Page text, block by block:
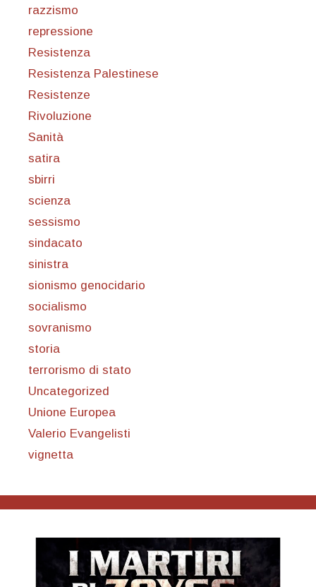
razzismo
repressione
Resistenza
Resistenza Palestinese
Resistenze
Rivoluzione
Sanità
satira
sbirri
scienza
sessismo
sindacato
sinistra
sionismo genocidario
socialismo
sovranismo
storia
terrorismo di stato
Uncategorized
Unione Europea
Valerio Evangelisti
vignetta